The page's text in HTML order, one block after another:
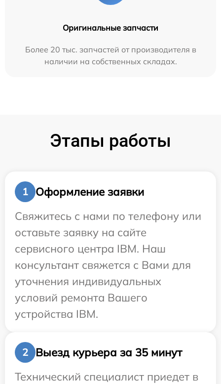
Оригинальные запчасти
Более 20 тыс. запчастей от производителя в
наличии на собственных складах.
Этапы работы
1
Оформление заявки
Свяжитесь с нами по телефону или
оставьте заявку на сайте
сервисного центра IBM. Наш
консультант свяжется с Вами для
уточнения индивидуальных
условий ремонта Вашего
устройства IBM.
2
Выезд курьера за 35 минут
Технический специалист приедет в